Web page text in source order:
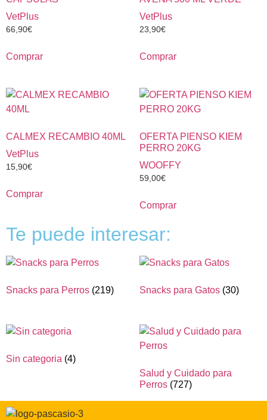
VetPlus
66,90€
Comprar
VetPlus
23,90€
Comprar
CALMEX RECAMBIO 40ML
VetPlus
15,90€
Comprar
OFERTA PIENSO KIEM
PERRO 20KG
WOOFFY
59,00€
Comprar
Te puede interesar:
Snacks para Perros (219) Snacks para Gatos (30)
Sin categoria (4)
Salud y Cuidado para
Perros (727)